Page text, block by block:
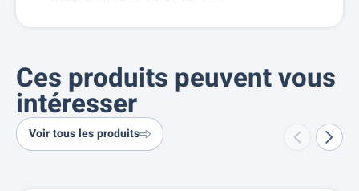
Ces produits peuvent vous
intéresser
Voir tous les produits